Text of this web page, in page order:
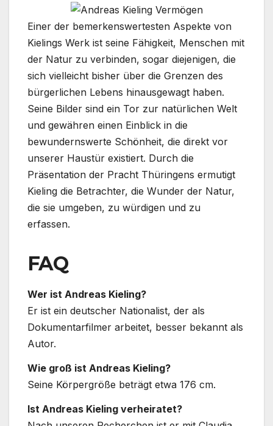
Einer der bemerkenswertesten Aspekte von
Kielings Werk ist seine Fähigkeit, Menschen mit
der Natur zu verbinden, sogar diejenigen, die
sich vielleicht bisher über die Grenzen des
bürgerlichen Lebens hinausgewagt haben.
Seine Bilder sind ein Tor zur natürlichen Welt
und gewähren einen Einblick in die
bewundernswerte Schönheit, die direkt vor
unserer Haustür existiert. Durch die
Präsentation der Pracht Thüringens ermutigt
Kieling die Betrachter, die Wunder der Natur,
die sie umgeben, zu würdigen und zu
erfassen.
FAQ
Wer ist Andreas Kieling?
Er ist ein deutscher Nationalist, der als
Dokumentarfilmer arbeitet, besser bekannt als
Autor.
Wie groß ist Andreas Kieling?
Seine Körpergröße beträgt etwa 176 cm.
Ist Andreas Kieling verheiratet?